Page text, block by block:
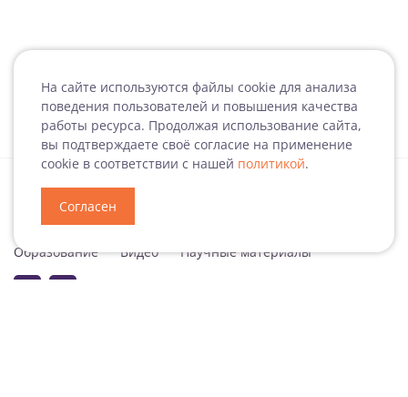
На сайте используются файлы cookie для анализа
поведения пользователей и повышения качества
работы ресурса. Продолжая использование сайта,
вы подтверждаете своё согласие на применение
cookie в соответствии с нашей политикой.
Согласен
Образование
Видео Научные материалы